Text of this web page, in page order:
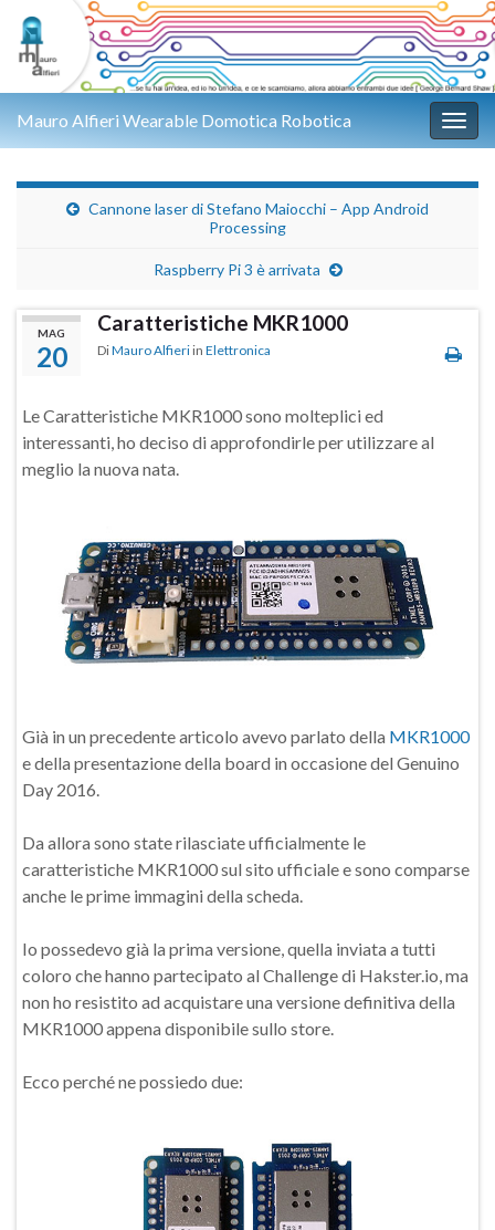
Mauro Alfieri Wearable Domotica Robotica
Cannone laser di Stefano Maiocchi – App Android
Processing
Raspberry Pi 3 è arrivata
MAG
20
Caratteristiche MKR1000
DiMauro Alfieri in Elettronica
Le Caratteristiche MKR1000 sono molteplici ed
interessanti, ho deciso di approfondirle per utilizzare al
meglio la nuova nata.
Già in un precedente articolo avevo parlato della MKR1000
e della presentazione della board in occasione del Genuino
Day 2016.
Da allora sono state rilasciate ufficialmente le
caratteristiche MKR1000 sul sito ufficiale e sono comparse
anche le prime immagini della scheda.
Io possedevo già la prima versione, quella inviata a tutti
coloro che hanno partecipato al Challenge di Hakster.io, ma
non ho resistito ad acquistare una versione definitiva della
MKR1000 appena disponibile sullo store.
Ecco perché ne possiedo due: